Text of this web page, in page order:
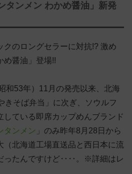
タンメン わかめ醤油」新発
クのロングセラーに対抗!? 激め
め醤油」登場!!
和53年）11月の発売以来、北海
きそば弁当」に次ぎ、ソウルフ
している即席カップめんブランド
タンメン 」のみ昨年8月28日から
（北海道工場直送品と西日本に流
ったんですけど‥‥。※詳細はレ